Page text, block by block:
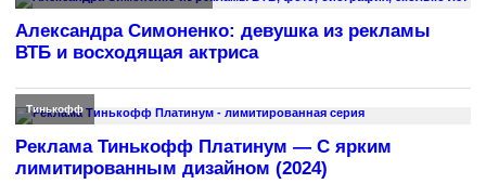
Александра Симоненко: девушка из рекламы
ВТБ и восходящая актриса
Тинькофф
Реклама Тинькофф Платинум — С ярким
лимитированным дизайном (2024)